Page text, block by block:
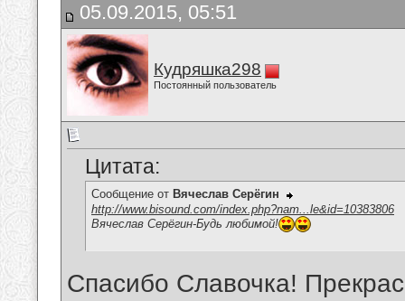
05.09.2015, 05:51
Кудряшка298
Постоянный пользователь
Цитата:
Сообщение от Вячеслав Серёгин
http://www.bisound.com/index.php?nam...le&id=10383806
Вячеслав Серёгин-Будь любимой!
Спасибо Славочка!